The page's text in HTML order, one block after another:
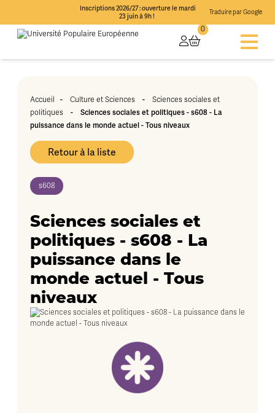
Inscriptions 2026/27 : ouverture le mardi
23 juin à 9h !
Traduire par Google
0
Accueil - Culture et Sciences - Sciences sociales et
politiques
- Sciences sociales et politiques - s608 - La
puissance dans le monde actuel - Tous niveaux
Retour à la liste
s608
Sciences sociales et
politiques - s608 - La
puissance dans le
monde actuel - Tous
niveaux